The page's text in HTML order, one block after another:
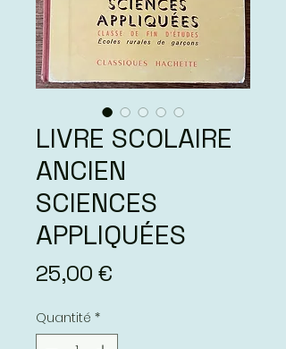
LIVRE SCOLAIRE
ANCIEN
SCIENCES
APPLIQUÉES
25,00 €
Quantité *